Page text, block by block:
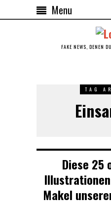
Menu
FAKE NEWS, DENEN
TAG
Diese 25
Makel